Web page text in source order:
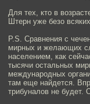
Для тех, кто в
Штерн уже безо
P.S. Сравнения с
мирных и желающих
населением, как
тысячи остальных
международных
там еще найдется.
трибуналов не будет.